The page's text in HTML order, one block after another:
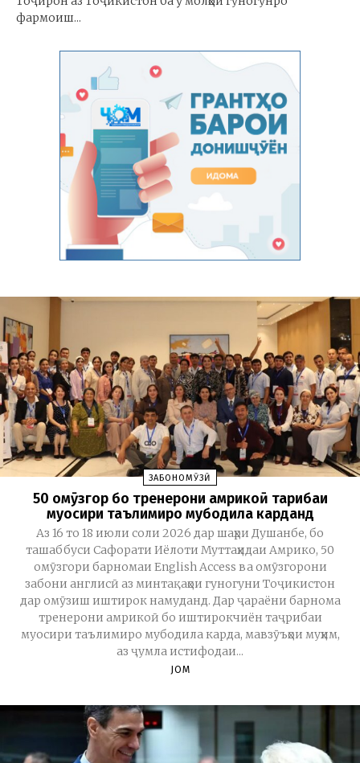
фармоиш...
ЗАБОНОМӮЗӢ
50 омӯзгор бо тренерони амрикоӣ таҷрибаи
муосири таълимиро мубодила карданд
Аз 16 то 18 июли соли 2026 дар шаҳри Душанбе, бо
ташаббуси Сафорати Иёлоти Муттаҳидаи Амрико, 50
омӯзгори барномаи English Access ва омӯзгорони
забони англисӣ аз минтақаҳои гуногуни Тоҷикистон
дар омӯзиш иштирок намуданд. Дар ҷараёни барнома
тренерони амрикоӣ бо иштирокчиён таҷрибаи
муосири таълимиро мубодила карда, мавзӯъҳои муҳим,
аз ҷумла истифодаи...
JOM